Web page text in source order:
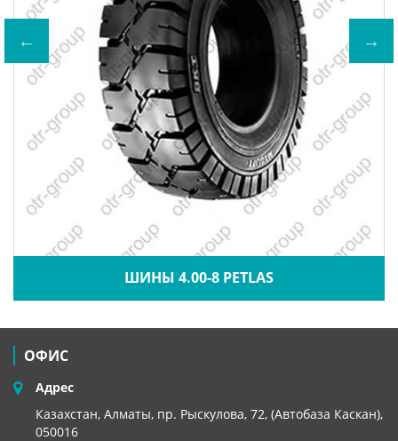
ШИНЫ 4.00-8 PETLAS
ОФИС
Адрес
Казахстан, Алматы, пр. Рыскулова, 72, (Автобаза Каскан),
050016